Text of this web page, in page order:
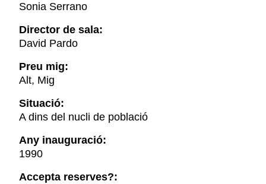
Sonia Serrano
Director de sala:
David Pardo
Preu mig:
Alt, Mig
Situació:
A dins del nucli de població
Any inauguració:
1990
Accepta reserves?: